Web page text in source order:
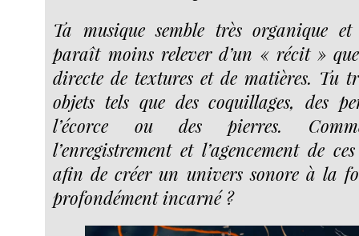
Ta musique semble très organique
paraît moins relever d’un « récit »
directe de textures et de matières. Tu
objets tels que des coquillages, des
l’écorce ou des pierres.
l’enregistrement et l’agencement de
afin de créer un univers sonore à la
profondément incarné ?